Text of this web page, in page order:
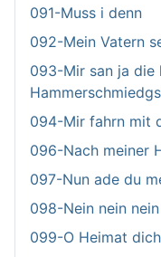
091-Muss i denn
092-Mein Vatern
093-Mir san ja die
094-Mir fahrn mit
096-Nach meiner
097-Nun ade du
098-Nein nein
099-O Heimat